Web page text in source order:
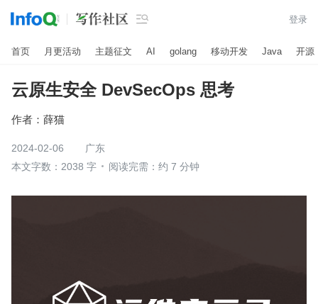
 登录
首页 月更活动 主题征文 AI golang 移动开发 Java 开源
云原生安全 DevSecOps 思考
作者： 薛猫
2024-02-06
广东
本文字数：2038 字
阅读完需：约 7 分钟